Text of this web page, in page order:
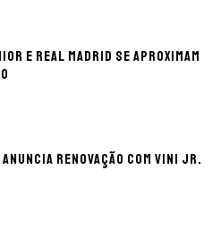
e Real Madrid se aproximam
renovação com Vini Jr.